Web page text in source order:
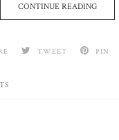
CONTINUE READING
TWEET PIN